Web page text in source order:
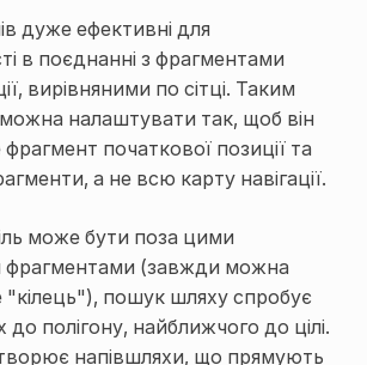
дуже ефективні для
в поєднанні з фрагментами
вирівняними по сітці. Таким
налаштувати так, щоб він
початкової позиції та
а не всю карту навігації.
може бути поза цими
фрагментами (завжди можна
"кілець"), пошук шляху спробує
полігону, найближчого до цілі.
напівшляхи, що прямують